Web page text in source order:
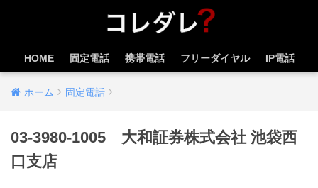
HOME 固定電話 携帯電話 フリーダイヤル IP電話
ホーム 固定電話
03-3980-1005 大和証券株式会社 池袋西
口支店